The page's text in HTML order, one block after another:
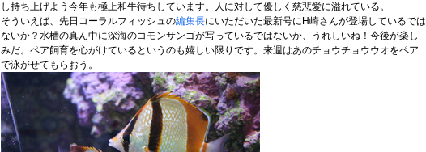
し持ち上げよう今年も極上和牛待ちしています。人に対して優しく慈悲愛に溢れている。
そういえば、先日コーラルフィッシュの編集長にいただいた最新号にH崎さんが登場しているでは
ないか？水槽の真ん中に深海のコモンサンゴが写っているではないか、うれしいね！今後が楽し
みだ。ペア飼育を心がけているというのも嬉しい限りです。来週はあのチョウチョウウオをペア
で泳がせてもらおう。